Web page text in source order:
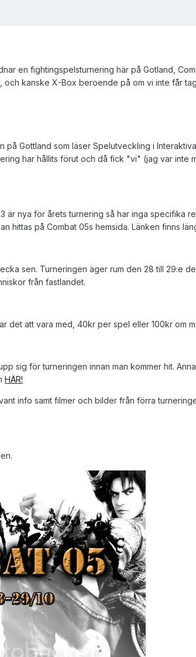
en fightingspelsturnering här på Gotland,
och kanske X-Box beroende på om vi inte får
Gottland som läser Spelutveckling i
har hållits förut och då fick "vi" (jag var inte
är nya för årets turnering så har inga specifika
hittas på Combat 05s hemsida. Länken finns
sen. Turneringen äger rum den 28 till 29:e
från fastlandet.
det att vara med, 40kr per spel eller 100kr om
sig för turneringen innan man kommer hit.
HÄR!
info samt filmer och bilder från förra